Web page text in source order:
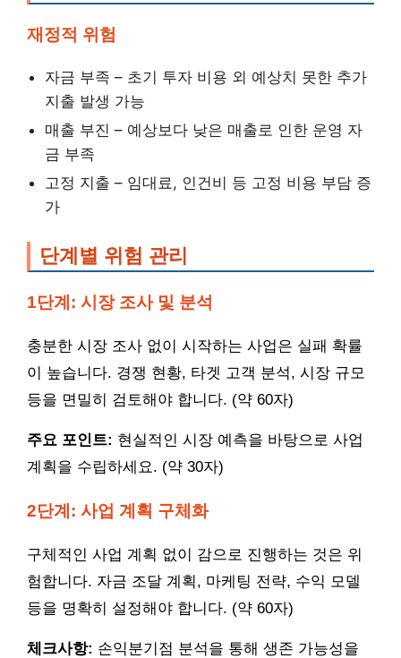
재정적 위험
자금 부족 – 초기 투자 비용 외 예상치 못한 추가
지출 발생 가능
매출 부진 – 예상보다 낮은 매출로 인한 운영 자
금 부족
고정 지출 – 임대료, 인건비 등 고정 비용 부담 증
가
단계별 위험 관리
1단계: 시장 조사 및 분석
충분한 시장 조사 없이 시작하는 사업은 실패 확률
이 높습니다. 경쟁 현황, 타겟 고객 분석, 시장 규모
등을 면밀히 검토해야 합니다. (약 60자)
주요 포인트: 현실적인 시장 예측을 바탕으로 사업
계획을 수립하세요. (약 30자)
2단계: 사업 계획 구체화
구체적인 사업 계획 없이 감으로 진행하는 것은 위
험합니다. 자금 조달 계획, 마케팅 전략, 수익 모델
등을 명확히 설정해야 합니다. (약 60자)
체크사항: 손익분기점 분석을 통해 생존 가능성을